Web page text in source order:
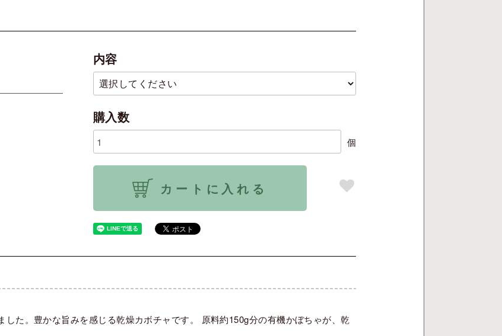
内容
購入数
個
カートに入れる
した。豊かな旨みを感じる乾燥カボチャです。 原料約150g分の有機かぼちゃが、乾